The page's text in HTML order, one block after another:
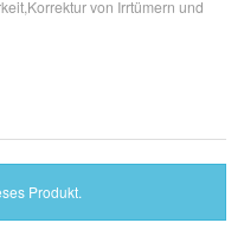
von Irrtümern und
Produkt.